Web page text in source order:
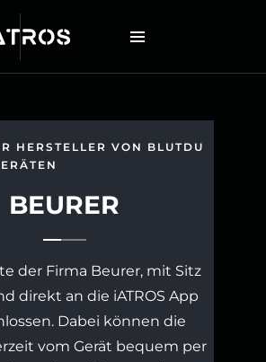
HERSTELLER VON BLUTDU
BEURER
der Firma Beurer, mit Sitz
direkt an die iATROS App
Dabei können die
vom Gerät bequem per